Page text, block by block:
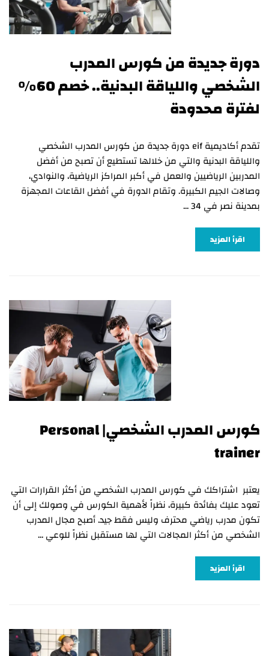
دورة جديدة من كورس المدرب
الشخصي واللياقة البدنية.. خصم 60%
لفترة محدودة
تقدم أكاديمية eif دورة جديدة من كورس المدرب الشخصي
واللياقة البدنية والتي من خلالها تستطيع أن تصبح من أفضل
المدربين الرياضيين والعمل في أكبر المراكز الرياضية، والنوادي،
وصالات الجيم الكبيرة. وتقام الدورة في أفضل القاعات المجهزة
بمدينة نصر في 34 …
اقرأ المزيد
كورس المدرب الشخصي| Personal
trainer
يعتبر اشتراكك في كورس المدرب الشخصي من أكثر القرارات التي
تعود عليك بفائدة كبيرة، نظراً لأهمية الكورس في وصولك إلى أن
تكون مدرب رياضي محترف وليس فقط جيد. أصبح مجال المدرب
الشخصي من أكثر المجالات التي لها مستقبل نظراً للوعي …
اقرأ المزيد